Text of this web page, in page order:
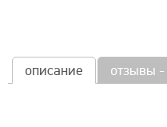
описание отзывы -